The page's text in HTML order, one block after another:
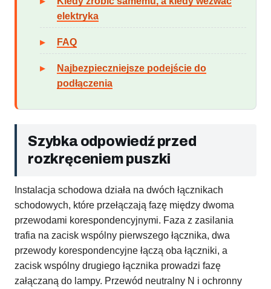
elektryka
FAQ
Najbezpieczniejsze podejście do
podłączenia
Szybka odpowiedź przed
rozkręceniem puszki
Instalacja schodowa działa na dwóch łącznikach
schodowych, które przełączają fazę między dwoma
przewodami korespondencyjnymi. Faza z zasilania
trafia na zacisk wspólny pierwszego łącznika, dwa
przewody korespondencyjne łączą oba łączniki, a
zacisk wspólny drugiego łącznika prowadzi fazę
załączaną do lampy. Przewód neutralny N i ochronny